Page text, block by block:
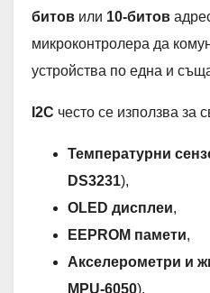
битов или 10-битов
микроконтролера да
устройства по една и
I2C често се използва за
Температурни
DS3231),
OLED дисплеи,
EEPROM памети,
Акселерометри и
MPU-6050).